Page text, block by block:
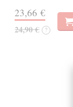
23,66 €
24,90 € ?